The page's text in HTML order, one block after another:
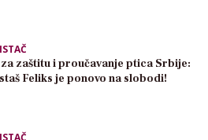
zaštitu i proučavanje ptica Srbije:
Feliks je ponovo na slobodi!